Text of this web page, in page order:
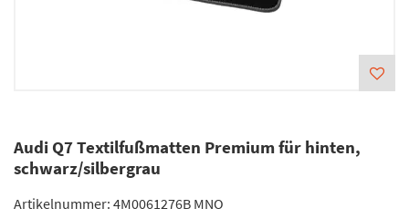
Audi Q7 Textilfußmatten Premium für hinten,
schwarz/silbergrau
Artikelnummer: 4M0061276B MNO